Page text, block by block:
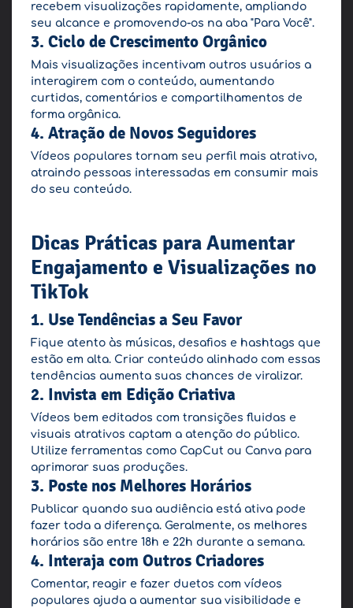
recebem visualizações rapidamente, ampliando
seu alcance e promovendo-os na aba "Para Você".
3. Ciclo de Crescimento Orgânico
Mais visualizações incentivam outros usuários a
interagirem com o conteúdo, aumentando
curtidas, comentários e compartilhamentos de
forma orgânica.
4. Atração de Novos Seguidores
Vídeos populares tornam seu perfil mais atrativo,
atraindo pessoas interessadas em consumir mais
do seu conteúdo.
Dicas Práticas para Aumentar
Engajamento e Visualizações no
TikTok
1. Use Tendências a Seu Favor
Fique atento às músicas, desafios e hashtags que
estão em alta. Criar conteúdo alinhado com essas
tendências aumenta suas chances de viralizar.
2. Invista em Edição Criativa
Vídeos bem editados com transições fluidas e
visuais atrativos captam a atenção do público.
Utilize ferramentas como CapCut ou Canva para
aprimorar suas produções.
3. Poste nos Melhores Horários
Publicar quando sua audiência está ativa pode
fazer toda a diferença. Geralmente, os melhores
horários são entre 18h e 22h durante a semana.
4. Interaja com Outros Criadores
Comentar, reagir e fazer duetos com vídeos
populares ajuda a aumentar sua visibilidade e